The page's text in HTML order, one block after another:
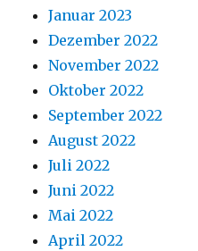
Januar 2023
Dezember 2022
November 2022
Oktober 2022
September 2022
August 2022
Juli 2022
Juni 2022
Mai 2022
April 2022